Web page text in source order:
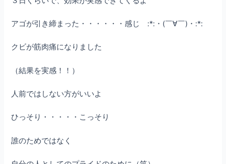
アゴが引き締まった・・・・・・感じ :*:・(￣∀￣)・:*:
クビが筋肉痛になりました
（結果を実感！！）
人前ではしない方がいいよ
ひっそり・・・・・こっそり
誰のためではなく